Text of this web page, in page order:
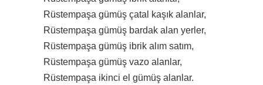
Rüstempaşa gümüş çatal kaşık alanlar,
Rüstempaşa gümüş bardak alan yerler,
Rüstempaşa gümüş ibrik alım satım,
Rüstempaşa gümüş vazo alanlar,
Rüstempaşa ikinci el gümüş alanlar.